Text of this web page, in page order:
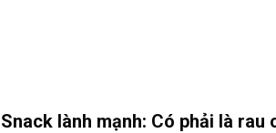
Snack lành mạnh: Có phải là rau